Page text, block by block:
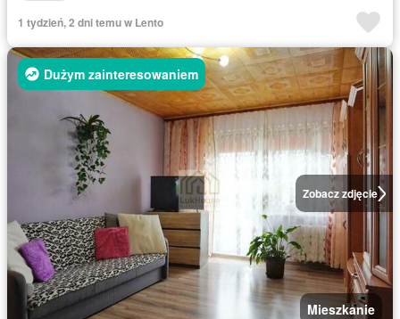
1 tydzień, 2 dni temu w Lento
Zobacz zdjęcie
Dużym zainteresowaniem
Mieszkanie